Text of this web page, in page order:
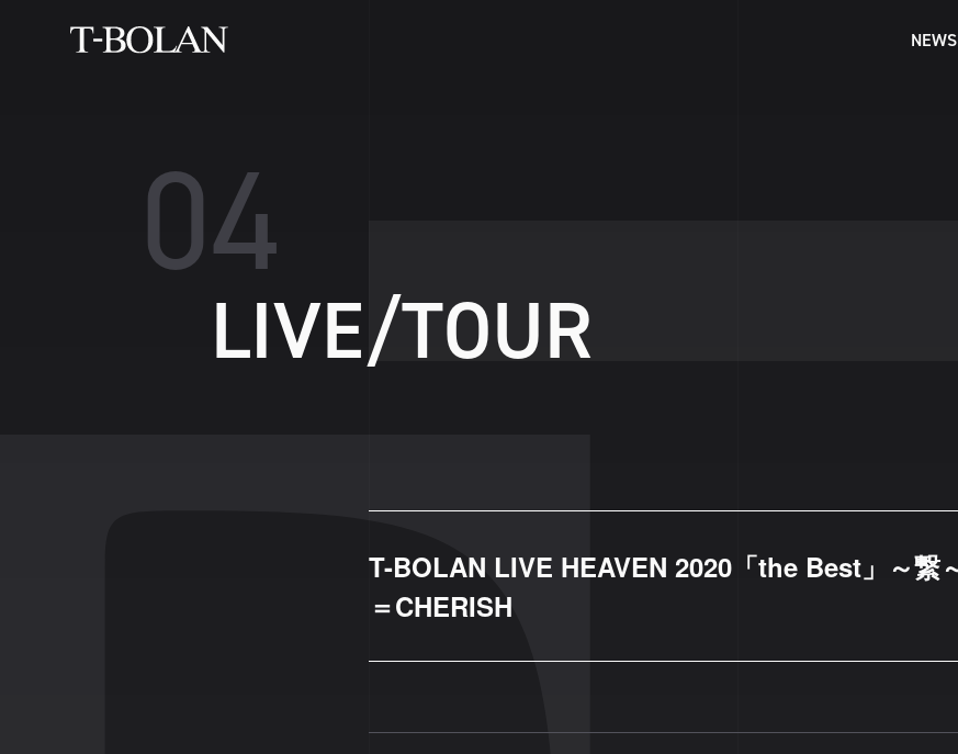
NEWS
04
LIVE/TOUR
T-BOLAN LIVE HEAVEN 2020「the Best」～繋
＝CHERISH